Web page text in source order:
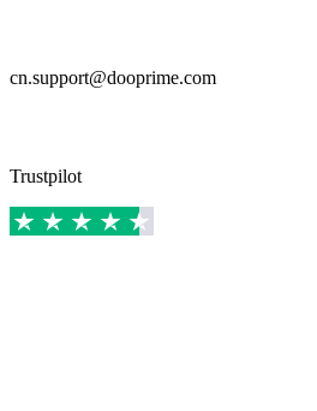
cn.support@dooprime.com
Trustpilot